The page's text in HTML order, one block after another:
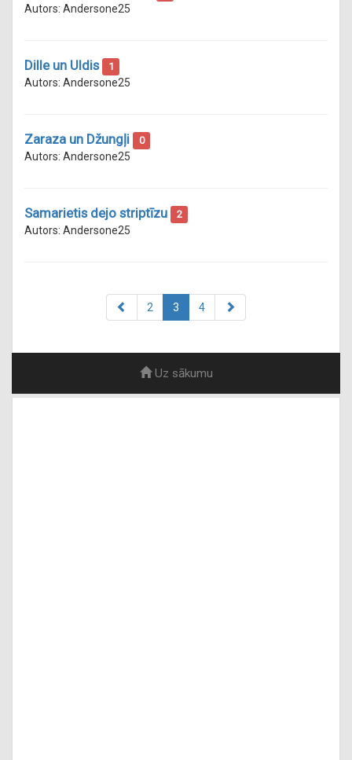
Autors: Andersone25
Dille un Uldis 1
Autors: Andersone25
Zaraza un Džungļi 0
Autors: Andersone25
Samarietis dejo striptīzu 2
Autors: Andersone25
2 3 4
Uz sākumu